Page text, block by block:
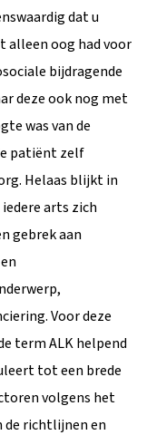
dat u
alleen oog had voor
bijdragende
deze ook nog met
was van de
patiënt zelf
Helaas blijkt in
arts zich
gebrek aan
Voor deze
term ALK helpend
tot een brede
volgens het
de richtlijnen en